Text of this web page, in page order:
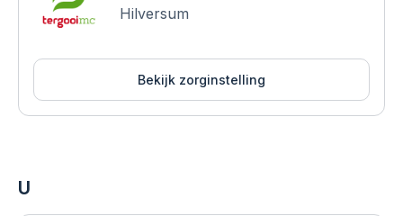
Hilversum
Bekijk zorginstelling
U